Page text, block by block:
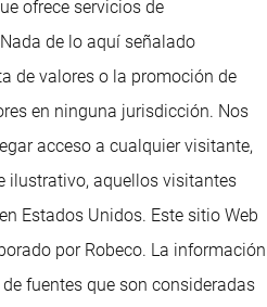
ofrece servicios de
de lo aquí señalado
de valores o la promoción de
en ninguna jurisdicción. Nos
acceso a cualquier visitante,
ilustrativo, aquellos visitantes
Estados Unidos. Este sitio Web
por Robeco. La información
fuentes que son consideradas